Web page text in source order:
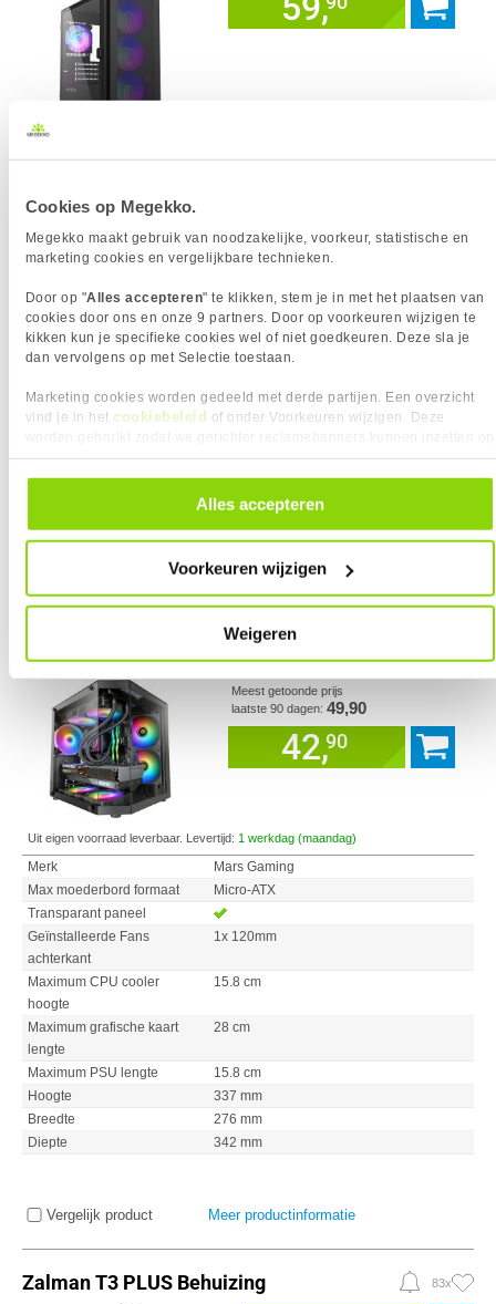
Cookies op Megekko.
Megekko maakt gebruik van noodzakelijke, voorkeur, statistische en
marketing cookies en vergelijkbare technieken.
Door op "Alles accepteren" te klikken, stem je in met het plaatsen van
cookies door ons en onze 9 partners. Door op voorkeuren wijzigen te
kikken kun je specifieke cookies wel of niet goedkeuren. Deze sla je
dan vervolgens op met Selectie toestaan.
Marketing cookies worden gedeeld met derde partijen. Een overzicht
vind je in het cookiebeleid of onder Voorkeuren wijzigen. Deze
andere websites. In onze cookievoorkeuren vind je een overzicht van
alle cookies. Je kunt je gegeven toestemming altijd intrekken, dit doe je
door in de footer van onze website te klikken op ‘Cookievoorkeuren’
Alles accepteren
Voorkeuren wijzigen
Weigeren
Max moederbord formaat
Transparant paneel
Geïnstalleerde Fans
voorkant
3x 120mm
Geïnstalleerde Fans
achterkant
1x 120mm
Maximum CPU cooler
hoogte
16.1 cm
lengte
Maximum PSU lengte
16 cm
405 mm
Meer productinformatie
Mars Gaming MC-3TLITE Mini Tower
Zwart Behuizing
Meest getoonde prijs
laatste 90 dagen: 49,90
42,90
Uit eigen voorraad leverbaar. Levertijd: 1 werkdag (maandag)
Merk
Mars Gaming
Max moederbord formaat
Micro-ATX
Transparant paneel
Geïnstalleerde Fans
achterkant
1x 120mm
Maximum CPU cooler
hoogte
15.8 cm
Maximum grafische kaart
lengte
28 cm
Maximum PSU lengte
15.8 cm
Hoogte
337 mm
Breedte
276 mm
Diepte
342 mm
Vergelijk product Meer productinformatie
Zalman T3 PLUS Behuizing 83x